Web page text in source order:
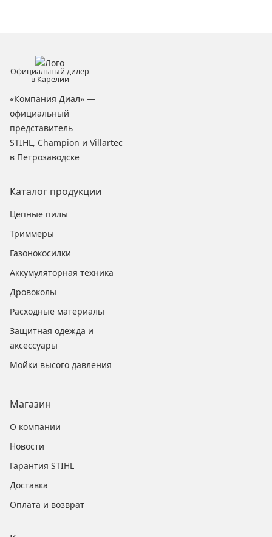
Официальный дилер
в Карелии
«Компания Диал» —
официальный
представитель
STIHL, Champion и Villartec
в Петрозаводске
Каталог продукции
Цепные пилы
Триммеры
Газонокосилки
Аккумуляторная техника
Дровоколы
Расходные материалы
Защитная одежда и
аксессуары
Мойки высого давления
Магазин
О компании
Новости
Гарантия STIHL
Доставка
Оплата и возврат